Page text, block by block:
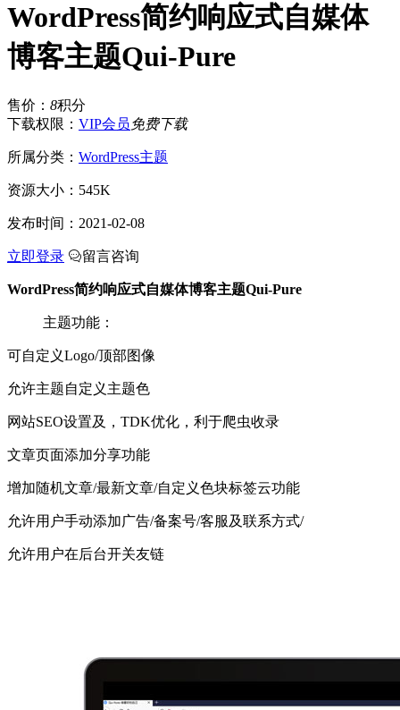
WordPress简约响应式自媒体
博客主题Qui-Pure
售价： 8积分
下载权限： VIP会员免费下载
所属分类： WordPress主题
资源大小： 545K
发布时间： 2021-02-08
立即登录 留言咨询
WordPress简约响应式自媒体博客主题Qui-Pure
主题功能：
可自定义Logo/顶部图像
允许主题自定义主题色
网站SEO设置及，TDK优化，利于爬虫收录
文章页面添加分享功能
增加随机文章/最新文章/自定义色块标签云功能
允许用户手动添加广告/备案号/客服及联系方式/
允许用户在后台开关友链